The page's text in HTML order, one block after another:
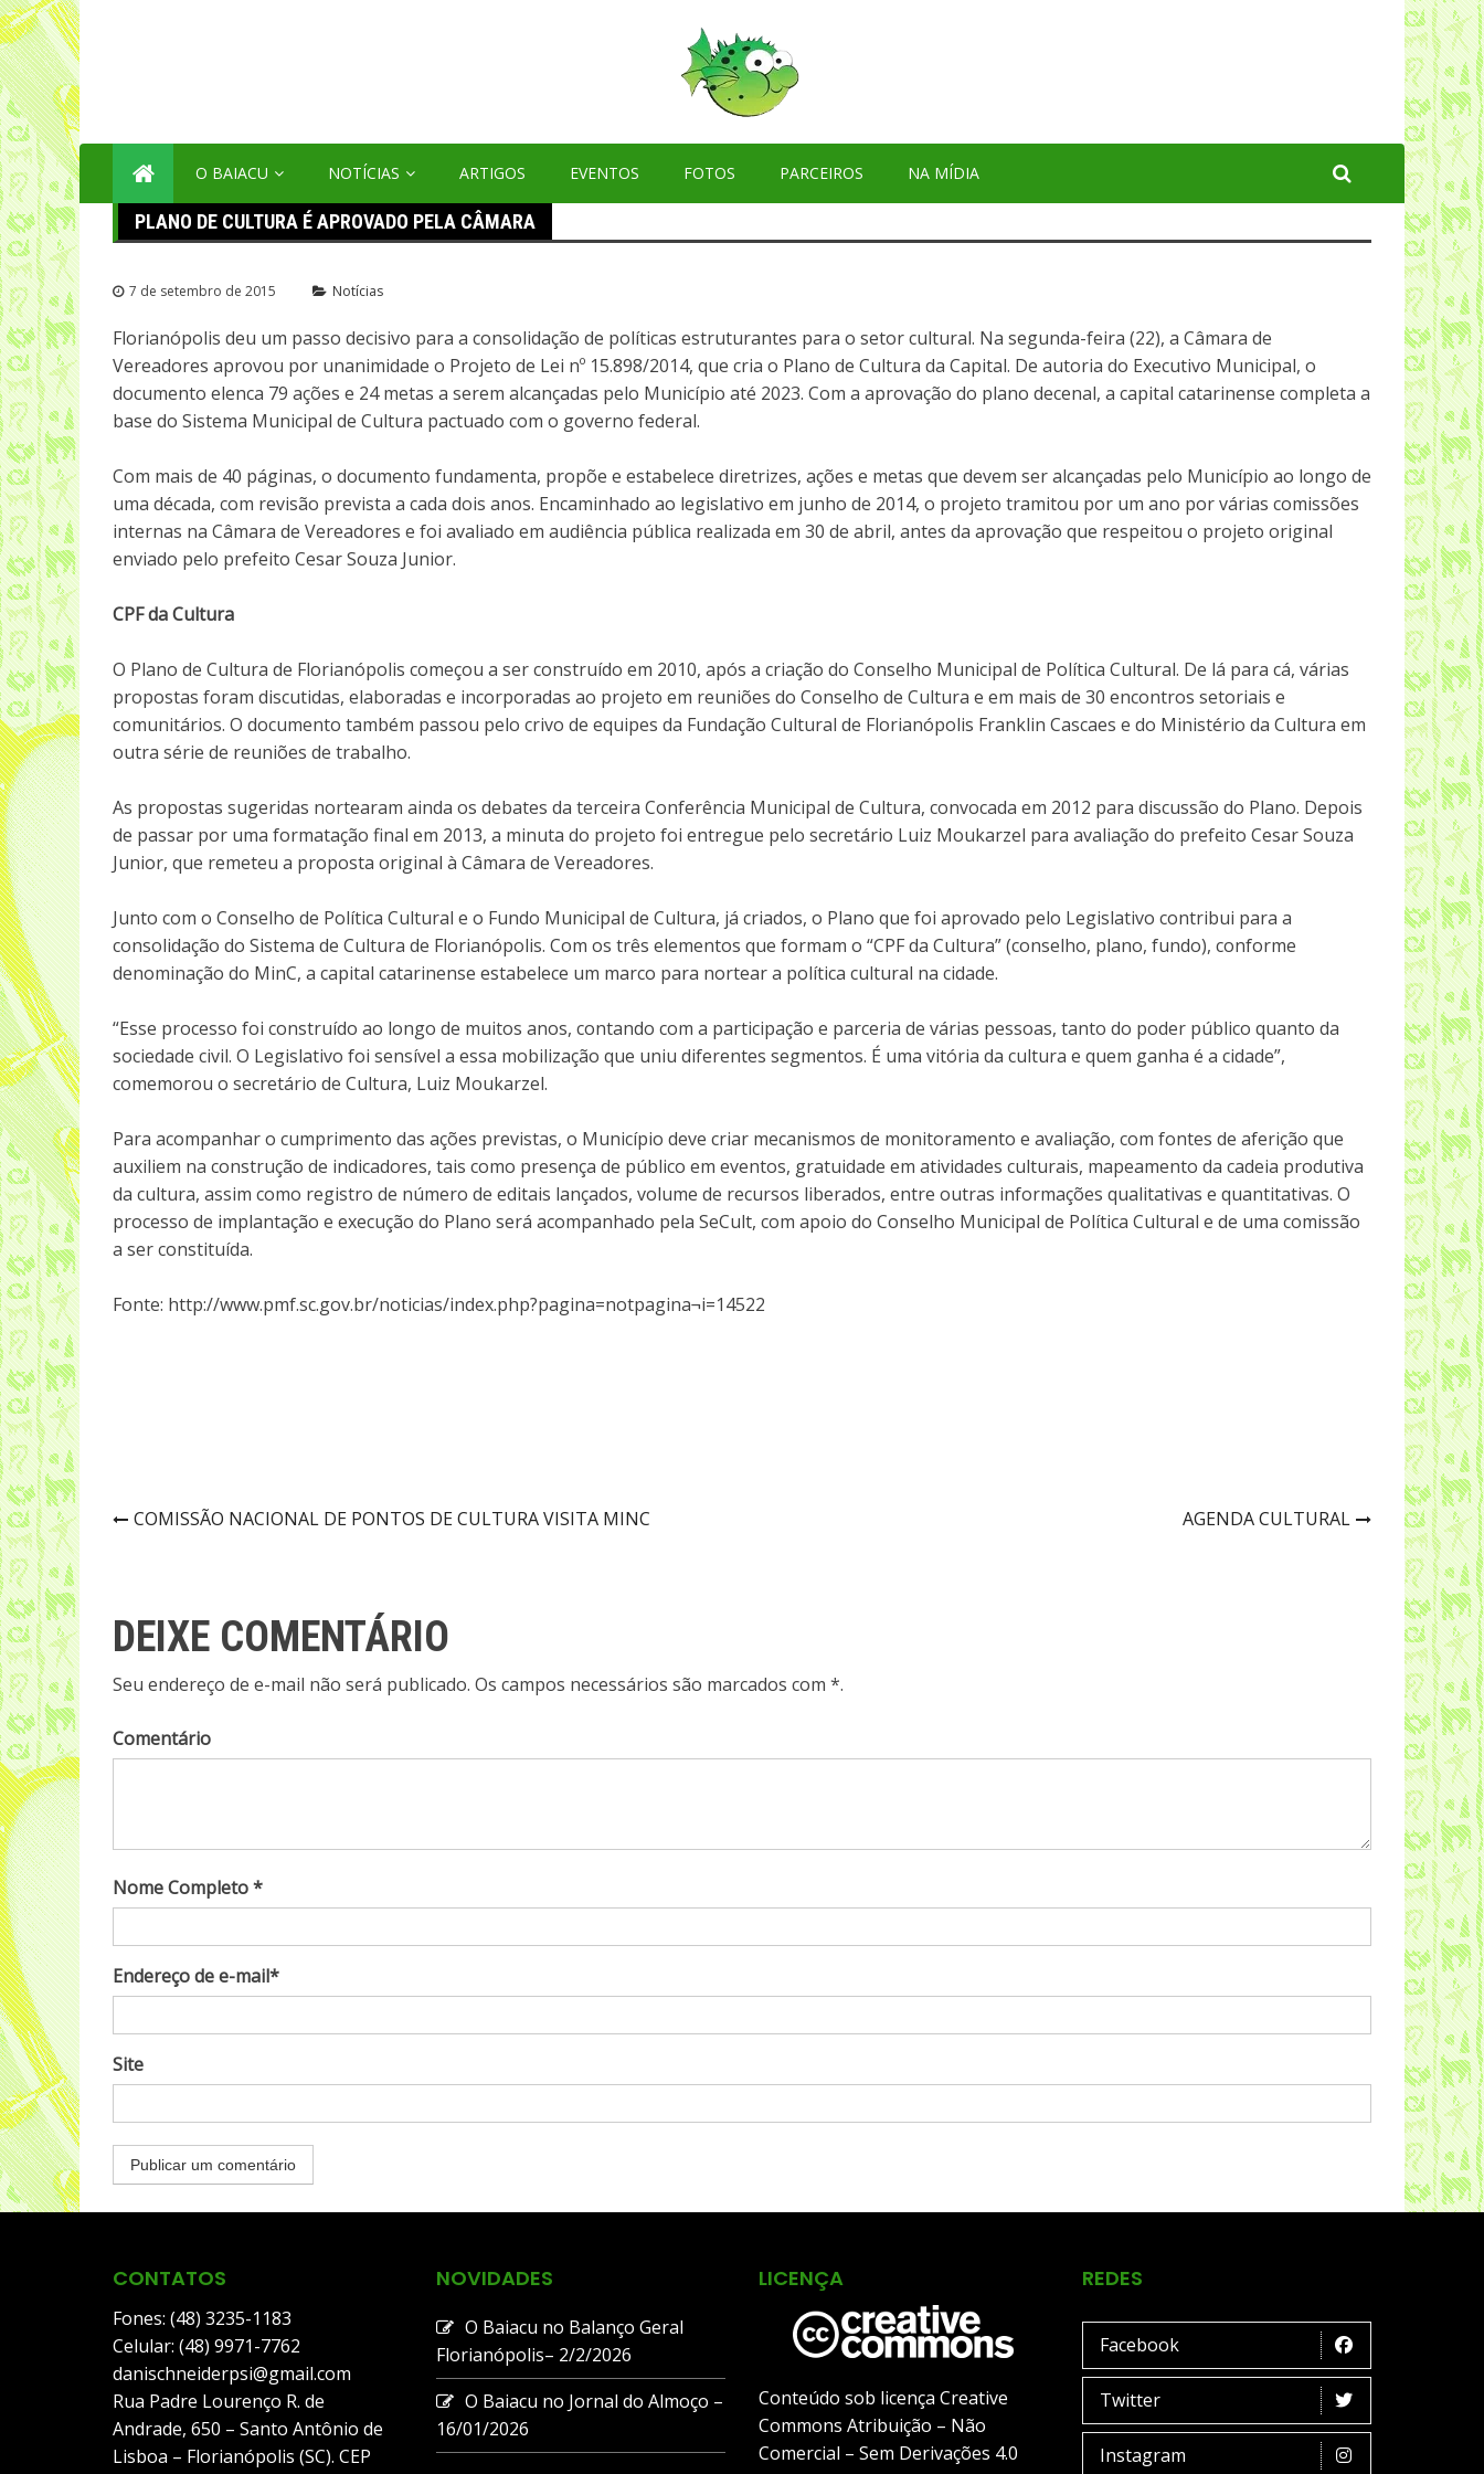
Pular
para
o
conteúdo
O BAIACU NOTÍCIAS ARTIGOS EVENTOS FOTOS PARCEIROS NA MÍDIA
PLANO DE CULTURA É APROVADO PELA CÂMARA
7 de setembro de 2015 Notícias
Florianópolis deu um passo decisivo para a consolidação de políticas estruturantes para o setor cultural. Na segunda-feira (22), a Câmara de
Vereadores aprovou por unanimidade o Projeto de Lei nº 15.898/2014, que cria o Plano de Cultura da Capital. De autoria do Executivo Municipal, o
documento elenca 79 ações e 24 metas a serem alcançadas pelo Município até 2023. Com a aprovação do plano decenal, a capital catarinense completa a
base do Sistema Municipal de Cultura pactuado com o governo federal.
Com mais de 40 páginas, o documento fundamenta, propõe e estabelece diretrizes, ações e metas que devem ser alcançadas pelo Município ao longo de
uma década, com revisão prevista a cada dois anos. Encaminhado ao legislativo em junho de 2014, o projeto tramitou por um ano por várias comissões
internas na Câmara de Vereadores e foi avaliado em audiência pública realizada em 30 de abril, antes da aprovação que respeitou o projeto original
enviado pelo prefeito Cesar Souza Junior.
CPF da Cultura
O Plano de Cultura de Florianópolis começou a ser construído em 2010, após a criação do Conselho Municipal de Política Cultural. De lá para cá, várias
propostas foram discutidas, elaboradas e incorporadas ao projeto em reuniões do Conselho de Cultura e em mais de 30 encontros setoriais e
comunitários. O documento também passou pelo crivo de equipes da Fundação Cultural de Florianópolis Franklin Cascaes e do Ministério da Cultura em
outra série de reuniões de trabalho.
As propostas sugeridas nortearam ainda os debates da terceira Conferência Municipal de Cultura, convocada em 2012 para discussão do Plano. Depois
de passar por uma formatação final em 2013, a minuta do projeto foi entregue pelo secretário Luiz Moukarzel para avaliação do prefeito Cesar Souza
Junior, que remeteu a proposta original à Câmara de Vereadores.
Junto com o Conselho de Política Cultural e o Fundo Municipal de Cultura, já criados, o Plano que foi aprovado pelo Legislativo contribui para a
consolidação do Sistema de Cultura de Florianópolis. Com os três elementos que formam o “CPF da Cultura” (conselho, plano, fundo), conforme
denominação do MinC, a capital catarinense estabelece um marco para nortear a política cultural na cidade.
“Esse processo foi construído ao longo de muitos anos, contando com a participação e parceria de várias pessoas, tanto do poder público quanto da
sociedade civil. O Legislativo foi sensível a essa mobilização que uniu diferentes segmentos. É uma vitória da cultura e quem ganha é a cidade”,
comemorou o secretário de Cultura, Luiz Moukarzel.
Para acompanhar o cumprimento das ações previstas, o Município deve criar mecanismos de monitoramento e avaliação, com fontes de aferição que
auxiliem na construção de indicadores, tais como presença de público em eventos, gratuidade em atividades culturais, mapeamento da cadeia produtiva
da cultura, assim como registro de número de editais lançados, volume de recursos liberados, entre outras informações qualitativas e quantitativas. O
processo de implantação e execução do Plano será acompanhado pela SeCult, com apoio do Conselho Municipal de Política Cultural e de uma comissão
a ser constituída.
Fonte: http://www.pmf.sc.gov.br/noticias/index.php?pagina=notpagina¬i=14522
Navegação
Post
COMISSÃO NACIONAL DE PONTOS DE CULTURA VISITA MINC AGENDA CULTURAL
DEIXE COMENTÁRIO
Seu endereço de e-mail não será publicado. Os campos necessários são marcados com *.
Comentário
Nome Completo *
Endereço de e-mail*
Site
CONTATOS
Fones: (48) 3235-1183
Celular: (48) 9971-7762
danischneiderpsi@gmail.com
Rua Padre Lourenço R. de
Andrade, 650 – Santo Antônio de
Lisboa – Florianópolis (SC). CEP
NOVIDADES
O Baiacu no Balanço Geral
Florianópolis– 2/2/2026
O Baiacu no Jornal do Almoço –
16/01/2026
LICENÇA
Conteúdo sob licença Creative
Commons Atribuição – Não
Comercial – Sem Derivações 4.0
REDES
Facebook
Twitter
Instagram